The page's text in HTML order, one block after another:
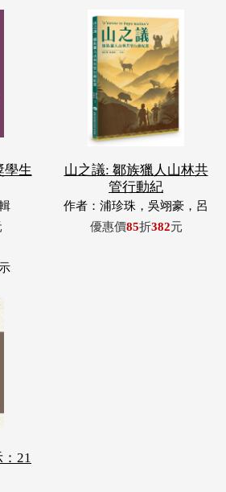
學生
山之議: 鄒族獵人山林共
管行動紀
作者：浦珍珠，吳翊豪，呂
翊齊，張惠東，許玉青，王
優惠價85折382元
21